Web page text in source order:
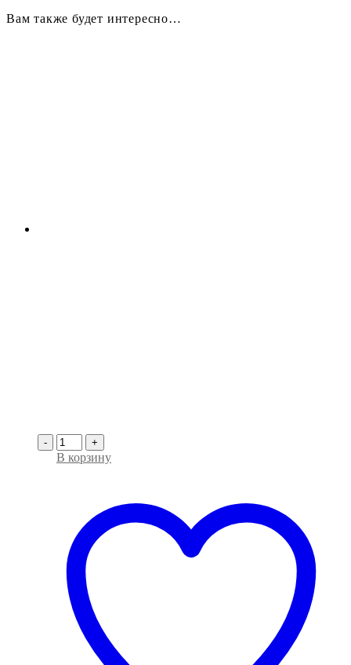
Вам также будет интересно…
- +
В корзину